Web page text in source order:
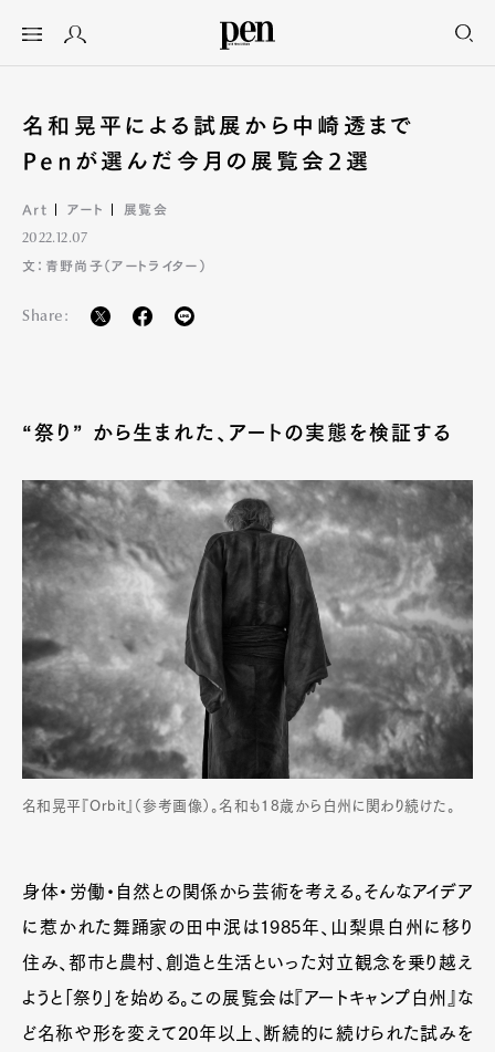
名和晃平による試展から中崎透まで
Penが選んだ今月の展覧会2選
Art アート 展覧会
2022.12.07
文：青野尚子（アートライター）
Share:
“祭り” から生まれた、アートの実態を検証する
名和晃平『Orbit』（参考画像）。名和も18歳から白州に関わり続けた。
身体・労働・自然との関係から芸術を考える。そんなアイデア
に惹かれた舞踊家の田中泯は1985年、山梨県白州に移り
住み、都市と農村、創造と生活といった対立観念を乗り越え
ようと「祭り」を始める。この展覧会は『アートキャンプ白州』な
ど名称や形を変えて20年以上、断続的に続けられた試みを